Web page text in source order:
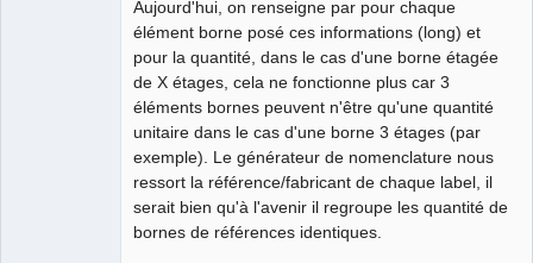
Aujourd'hui, on renseigne par pour chaque
élément borne posé ces informations (long) et
pour la quantité, dans le cas d'une borne étagée
de X étages, cela ne fonctionne plus car 3
éléments bornes peuvent n'être qu'une quantité
unitaire dans le cas d'une borne 3 étages (par
exemple). Le générateur de nomenclature nous
ressort la référence/fabricant de chaque label, il
serait bien qu'à l'avenir il regroupe les quantité de
bornes de références identiques.